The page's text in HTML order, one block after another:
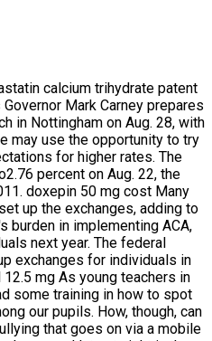
calcium trihydrate patent
Mark Carney prepares
in Nottingham on Aug. 28, with
may use the opportunity to try
for higher rates. The
percent on Aug. 22, the
doxepin 50 mg cost Many
up the exchanges, adding to
burden in implementing ACA,
next year. The federal
exchanges for individuals in
mg As young teachers in
some training in how to spot
our pupils. How, though, can
that goes on via a mobile